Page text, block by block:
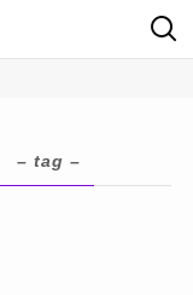
– tag –